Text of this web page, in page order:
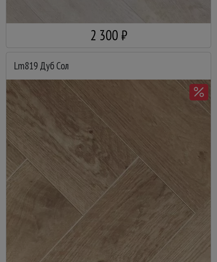
2 300 ₽
Lm819 Дуб Сол